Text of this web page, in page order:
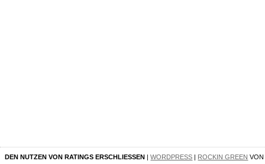
DEN NUTZEN VON RATINGS ERSCHLIESSEN |WORDPRESS | ROCKIN GREEN